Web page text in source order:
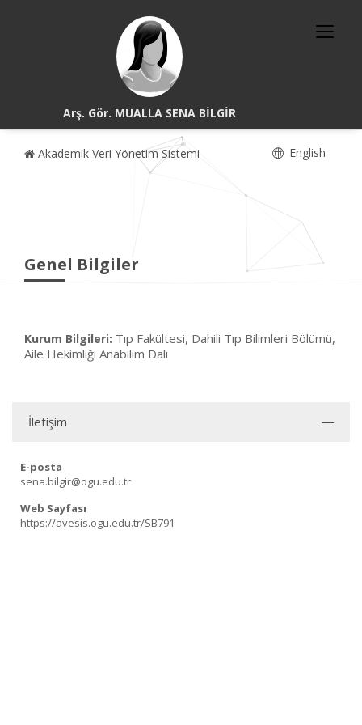
Arş. Gör. MUALLA SENA BİLGİR
Akademik Veri Yönetim Sistemi English
Genel Bilgiler
Kurum Bilgileri: Tıp Fakültesi, Dahili Tıp Bilimleri Bölümü,
Aile Hekimliği Anabilim Dalı
İletişim
E-posta
sena.bilgir@ogu.edu.tr
Web Sayfası
https://avesis.ogu.edu.tr/SB791